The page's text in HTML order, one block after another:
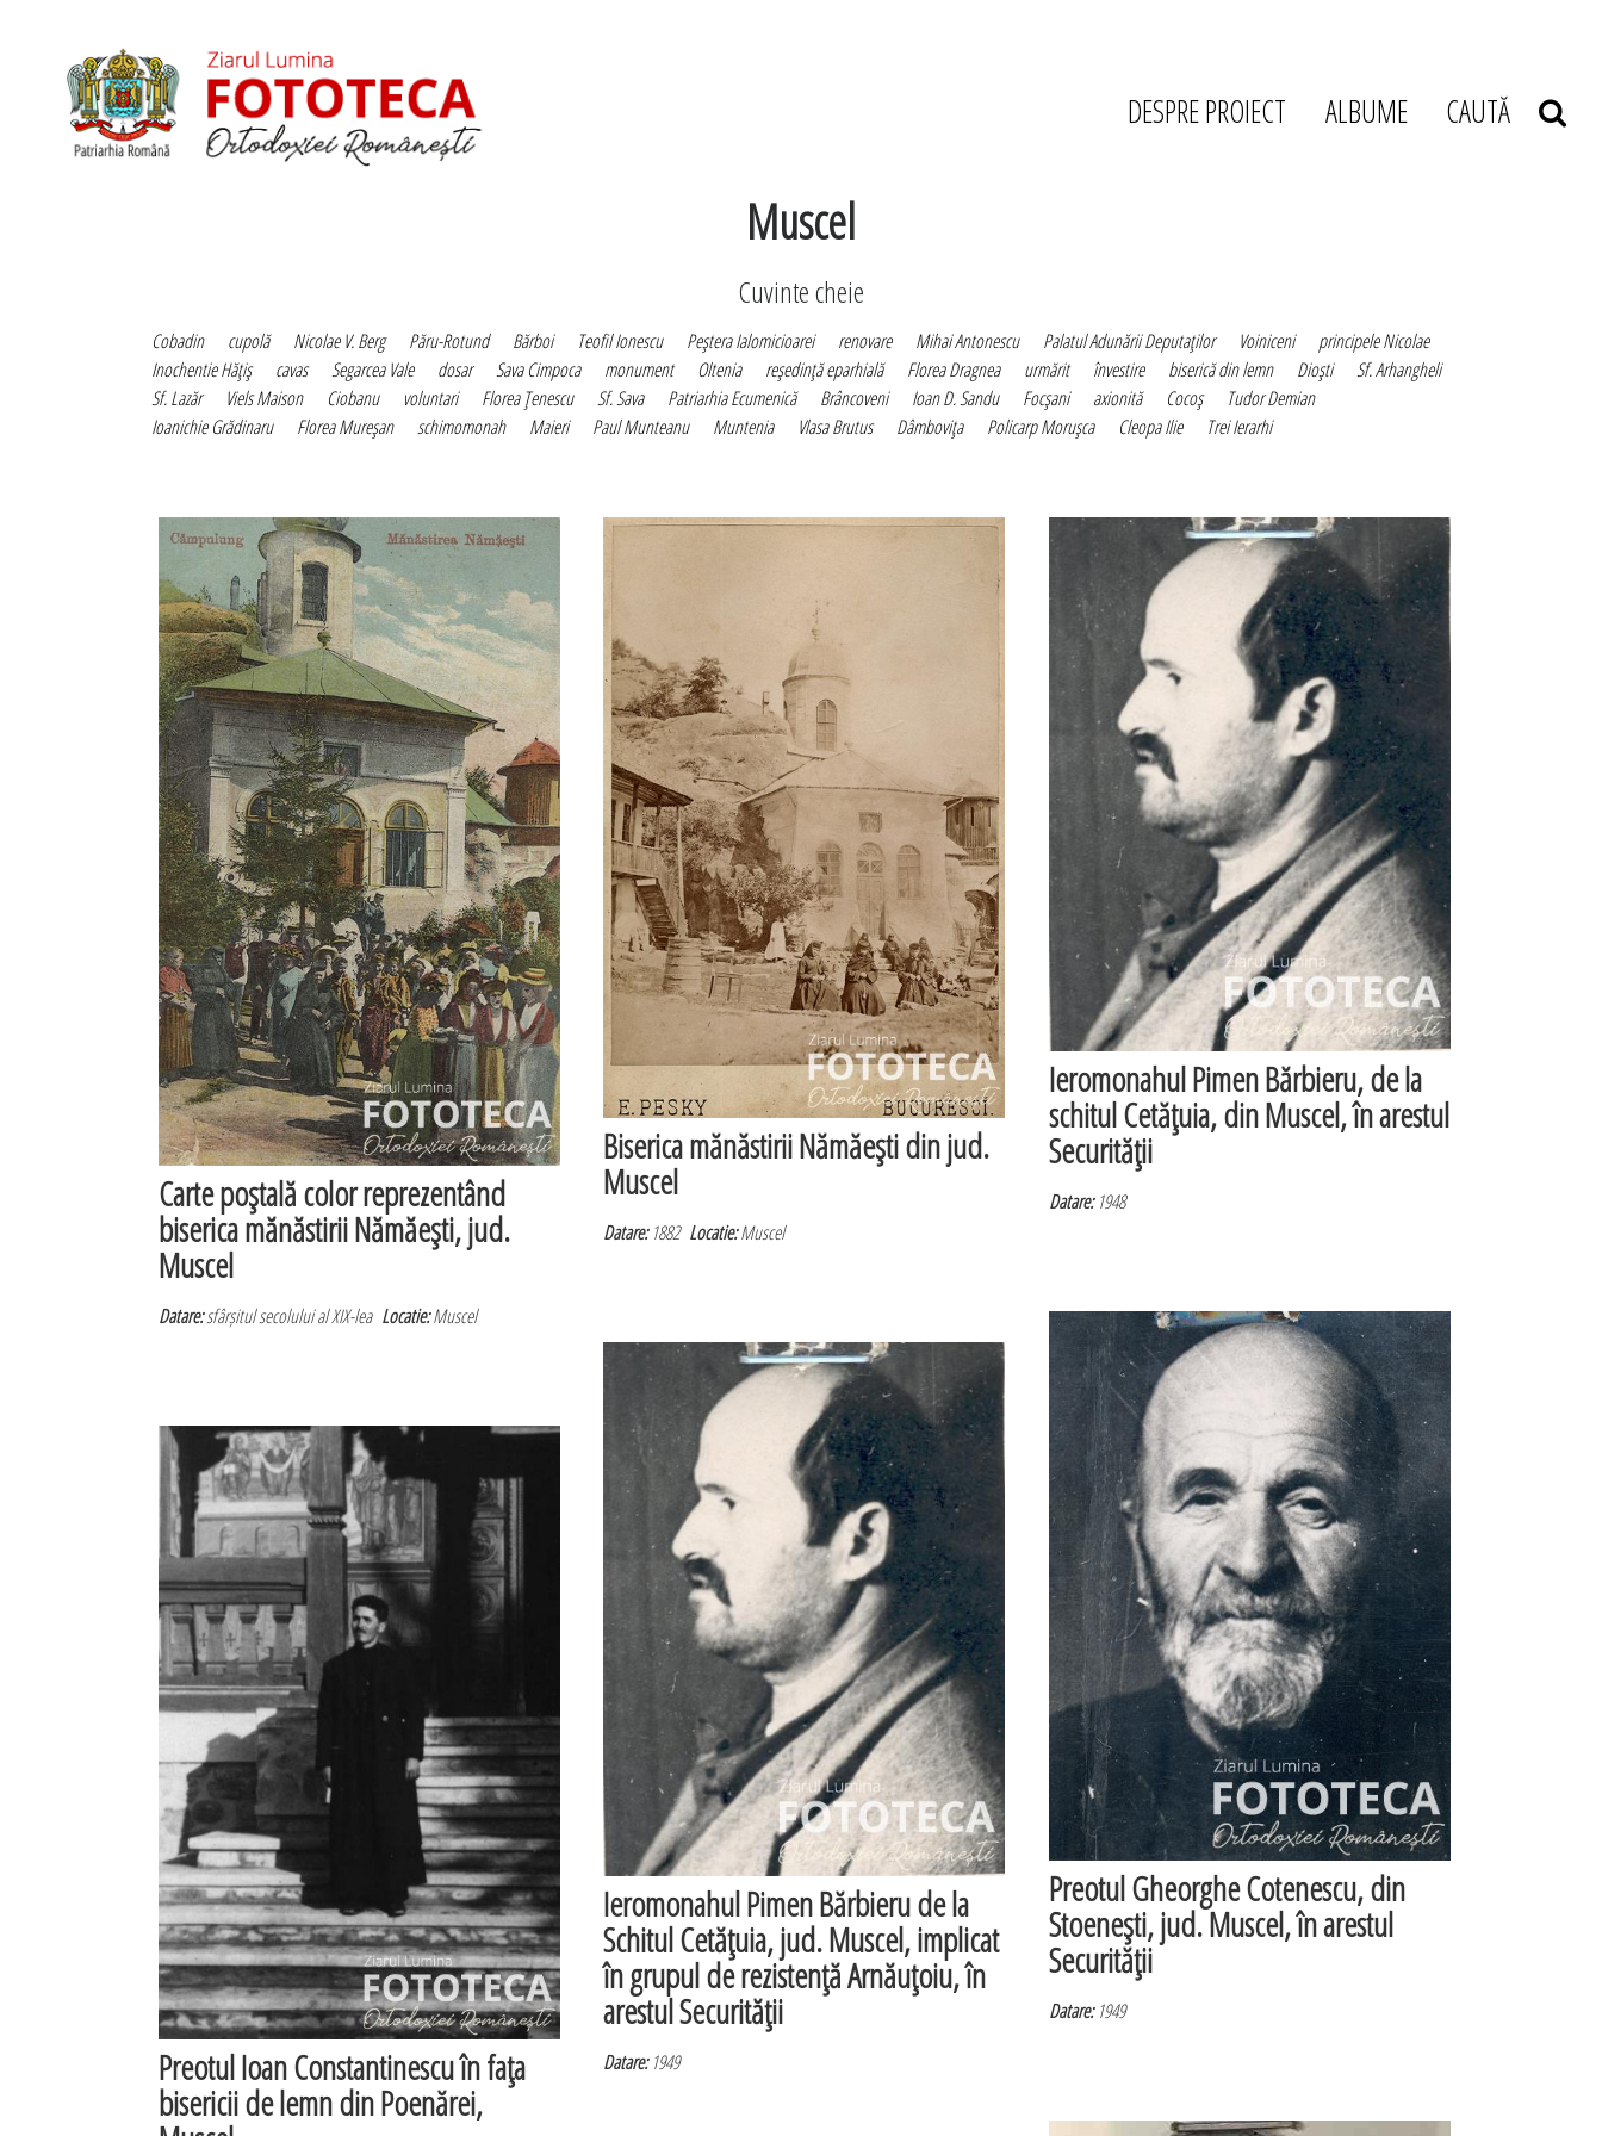
DESPRE PROIECT ALBUME CAUTĂ
Muscel
Cuvinte cheie
Cobadin cupolă Nicolae V. Berg Păru-Rotund Bărboi Teofil Ionescu Peştera Ialomicioarei renovare Mihai Antonescu Palatul Adunării Deputaţilor Voiniceni
principele Nicolae
Inochentie Hăţiş
cavas Segarcea Vale dosar Sava Cimpoca monument Oltenia reşedinţă eparhială Florea Dragnea urmărit învestire biserică din lemn Dioşti
Sf. Arhangheli
Sf. Lazăr
Viels Maison Ciobanu voluntari Florea Ţenescu Sf. Sava Patriarhia Ecumenică Brâncoveni Ioan D. Sandu Focşani axionită Cocoş
Tudor Demian
Ioanichie Grădinaru
Florea Mureşan schimomonah Maieri Paul Munteanu Muntenia Vlasa Brutus Dâmboviţa Policarp Moruşca Cleopa Ilie Trei Ierarhi
Carte poştală color reprezentând
biserica mănăstirii Nămăeşti, jud.
Muscel
Datare:sfârșitul secolului al XIX-leaLocatie:Muscel
Biserica mănăstirii Nămăeşti din jud.
Muscel
Datare:1882Locatie:Muscel
Ieromonahul Pimen Bărbieru, de la
schitul Cetăţuia, din Muscel, în arestul
Securităţii
Datare:1948
Preotul Gheorghe Cotenescu, din
Stoeneşti, jud. Muscel, în arestul
Securităţii
Datare:1949
Ieromonahul Pimen Bărbieru de la
Schitul Cetăţuia, jud. Muscel, implicat
în grupul de rezistenţă Arnăuţoiu, în
arestul Securităţii
Datare:1949
Preotul Ioan Constantinescu în faţa
bisericii de lemn din Poenărei,